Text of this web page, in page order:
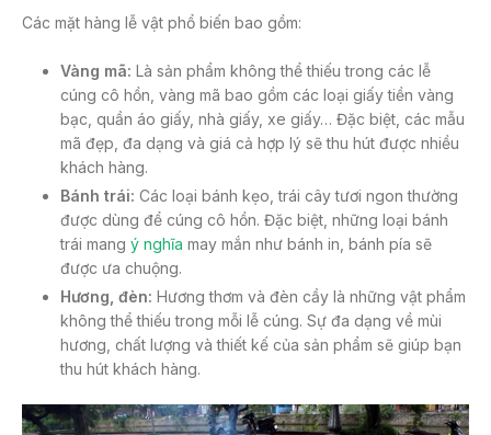
Các mặt hàng lễ vật phổ biến bao gồm:
Vàng mã: Là sản phẩm không thể thiếu trong các lễ
cúng cô hồn, vàng mã bao gồm các loại giấy tiền vàng
bạc, quần áo giấy, nhà giấy, xe giấy… Đặc biệt, các mẫu
mã đẹp, đa dạng và giá cả hợp lý sẽ thu hút được nhiều
khách hàng.
Bánh trái: Các loại bánh kẹo, trái cây tươi ngon thường
được dùng để cúng cô hồn. Đặc biệt, những loại bánh
trái mang ý nghĩa may mắn như bánh in, bánh pía sẽ
được ưa chuộng.
Hương, đèn: Hương thơm và đèn cầy là những vật phẩm
không thể thiếu trong mỗi lễ cúng. Sự đa dạng về mùi
hương, chất lượng và thiết kế của sản phẩm sẽ giúp bạn
thu hút khách hàng.